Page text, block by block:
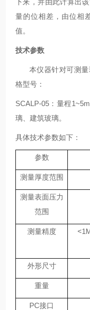
下来，并由此计算出
量的位相差，由位相
值。
技术参数
本仪器针对可测
格型号：
SCALP-05：量程
璃、建筑玻璃。
具体技术参数如下：
参数
测量厚度范围
测量表面压力
范围
测量精度
外形尺寸
重量
PC接口